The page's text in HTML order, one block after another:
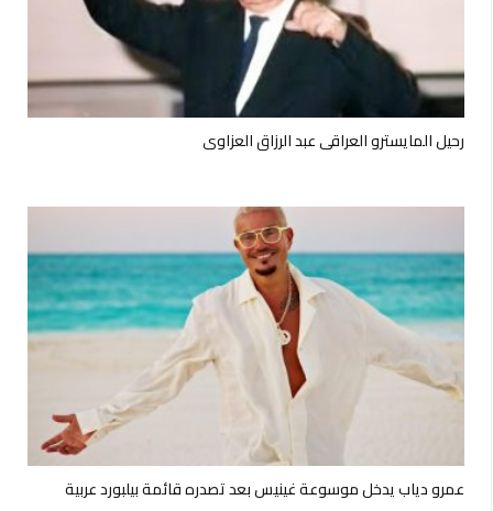
رحيل المايسترو العراقي عبد الرزاق العزاوي
عمرو دياب يدخل موسوعة غينيس بعد تصدره قائمة بيلبورد عربية